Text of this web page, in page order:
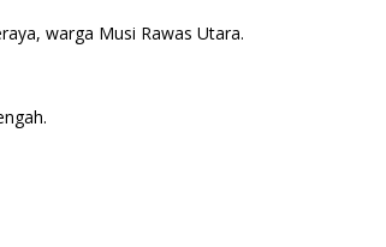
warga Musi Rawas Utara.